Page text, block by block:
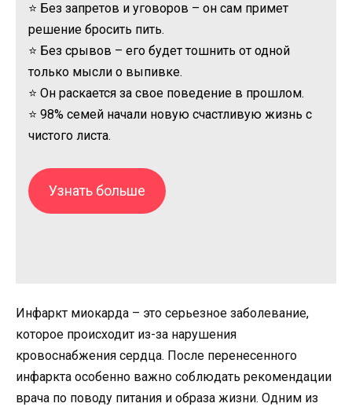
⭐ Без запретов и уговоров – он сам примет
решение бросить пить.
⭐ Без срывов – его будет тошнить от одной
только мысли о выпивке.
⭐ Он раскается за свое поведение в прошлом.
⭐ 98% семей начали новую счастливую жизнь с
чистого листа.
Узнать больше
Инфаркт миокарда – это серьезное заболевание,
которое происходит из-за нарушения
кровоснабжения сердца. После перенесенного
инфаркта особенно важно соблюдать рекомендации
врача по поводу питания и образа жизни. Одним из